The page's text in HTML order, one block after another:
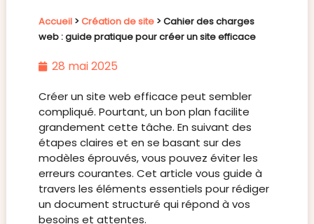
Accueil>Création de site>Cahier des charges
web : guide pratique pour créer un site efficace
28 mai 2025
Créer un site web efficace peut sembler
compliqué. Pourtant, un bon plan facilite
grandement cette tâche. En suivant des
étapes claires et en se basant sur des
modèles éprouvés, vous pouvez éviter les
erreurs courantes. Cet article vous guide à
travers les éléments essentiels pour rédiger
un document structuré qui répond à vos
besoins et attentes.